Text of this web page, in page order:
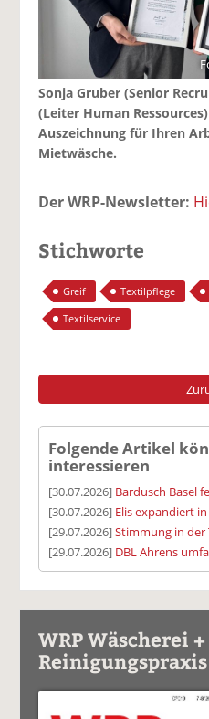
Sonja Gruber (Senior
(Leiter Human
Auszeichnung für Ihren
Mietwäsche.
Der WRP-Newsletter:
Stichworte
Greif Textilpflege
Textilservice
Folgende Artikel
interessieren
[30.07.2026] Bardusch Basel
[30.07.2026] Elis expandiert
[29.07.2026]Stimmung in
[29.07.2026] DBL Ahrens
WRP Wäscherei +
Reinigungspraxis